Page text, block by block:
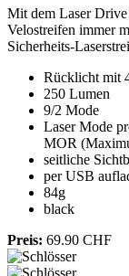
Mit dem Laser
Velostreifen immer
Sicherheits-
Rücklicht mit
250 Lumen
9/2 Mode
Laser Mode
MOR
seitliche
per USB
84g
black
Preis: 69.90 CHF